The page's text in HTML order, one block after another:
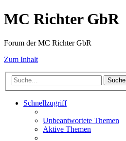
MC Richter GbR
Forum der MC Richter GbR
Zum Inhalt
Suche
Schnellzugriff
Unbeantwortete Themen
Aktive Themen